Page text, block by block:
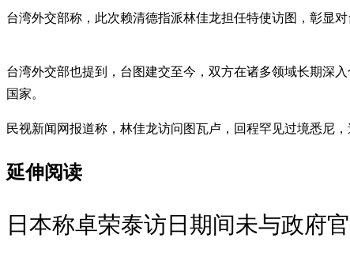
台湾外交部称，此次赖清德指派林佳龙担任特使访图，彰显对
台湾外交部也提到，台图建交至今，双方在诸多领域长期深
国家。
民视新闻网报道称，林佳龙访问图瓦卢，回程罕见过境悉尼
延伸阅读
日本称卓荣泰访日期间未与政府